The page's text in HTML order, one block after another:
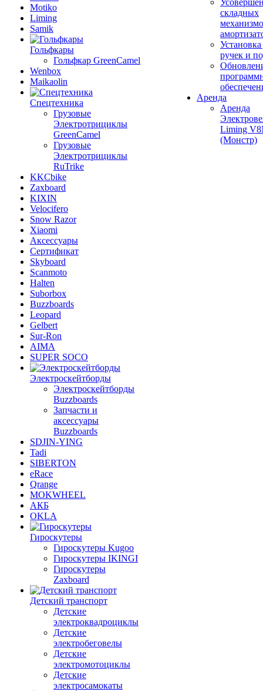
Motiko
Liming
Samik
Гольфкары
Гольфкар GreenCamel
Wenbox
Maikaolin
Спецтехника
Грузовые
Электротрициклы
GreenCamel
Грузовые
Электротрициклы
RuTrike
KKCbike
Zaxboard
KIXIN
Velocifero
Snow Razor
Xiaomi
Аксессуары
Сертификат
Skyboard
Scanmoto
Halten
Suborbox
Buzzboards
Leopard
Gelbert
Sur-Ron
AIMA
SUPER SOCO
Электроскейтборды
Электроскейтборды
Buzzboards
Запчасти и
аксессуары
Buzzboards
SDJIN-YING
Tadi
SIBERTON
eRace
Qrange
MOKWHEEL
АКБ
OKLA
Гироскутеры
Гироскутеры Kugoo
Гироскутеры IKINGI
Гироскутеры
Zaxboard
Детский транспорт
Детские
электроквадроциклы
Детские
электробеговелы
Детские
электромотоциклы
Детские
электросамокаты
складных
ручек и
Аренда
Аренда
Liming
(Монстр)